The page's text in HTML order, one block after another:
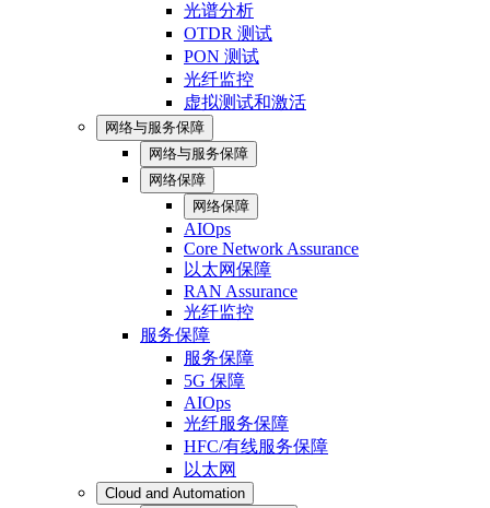
光谱分析
OTDR 测试
PON 测试
光纤监控
虚拟测试和激活
网络与服务保障
网络与服务保障
网络保障
网络保障
AIOps
Core Network Assurance
以太网保障
RAN Assurance
光纤监控
服务保障
服务保障
5G 保障
AIOps
光纤服务保障
HFC/有线服务保障
以太网
Cloud and Automation